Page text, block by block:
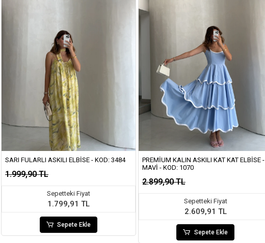
SARI FULARLI ASKILI ELBISE - KOD: 3484
1.999,90 TL
Sepetteki Fiyat
1.799,91 TL
Sepete Ekle
PREMIUM KALIN ASKILI KAT KAT ELBISE -
MAVI - KOD: 1070
2.899,90 TL
Sepetteki Fiyat
2.609,91 TL
Sepete Ekle